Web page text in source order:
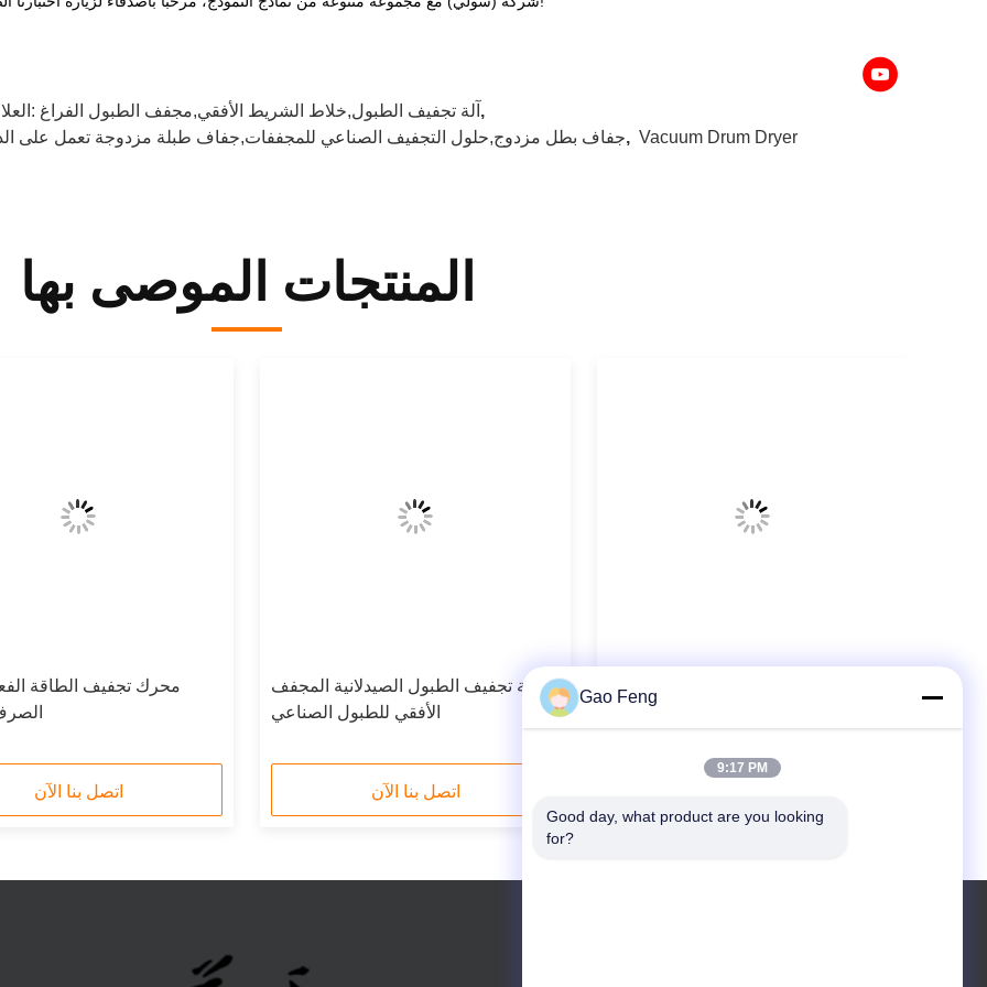
العلامات: آلة تجفيف الطبول,خلاط الشريط الأفقي,مجفف الطبول الفراغ ,
جفاف بطل مزدوج,حلول التجفيف الصناعي للمجففات,جفاف طبلة مزدوجة تعمل على, Vacuum Drum Dryer
المنتجات الموصى بها
محرك تجفيف الطاقة
اتصل بنا الآن
آلة تجفيف الطبول الصيدلانية المجفف
الأفقي للطبول الصناعي
اتصل بنا الآن
سلسلة Wldh خلاط الشريط الأفقي
الأسمدة الكيميائية خلاط الشريط الأفقي
Gao Feng
9:17 PM
Good day, what product are you looking
for?